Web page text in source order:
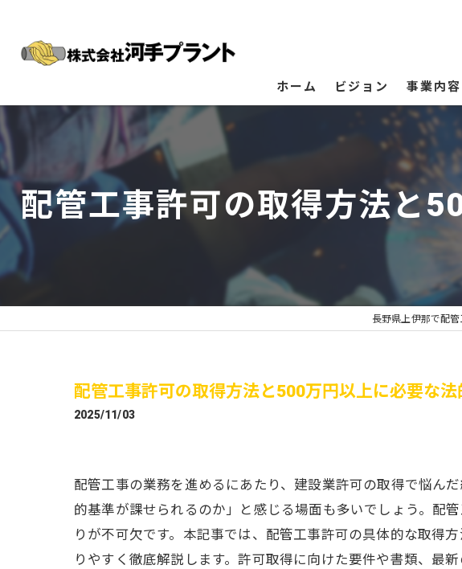
ホーム ビジョン 事業内容
配管工事許可の取得方法と
長野県上伊那で配
配管工事許可の取得方法と500万円以上に必要な
2025/11/03
配管工事の業務を進めるにあたり、建設業許可の取得で悩ん
的基準が課せられるのか」と感じる場面も多いでしょう。配
りが不可欠です。本記事では、配管工事許可の具体的な取得
りやすく徹底解説します。許可取得に向けた要件や書類、最